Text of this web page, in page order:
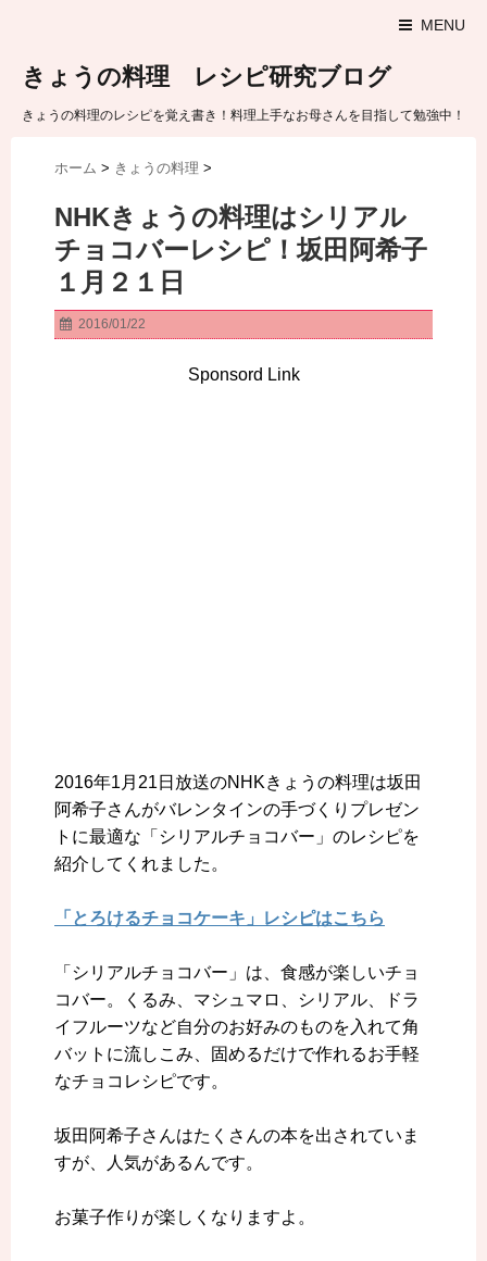
MENU
きょうの料理 レシピ研究ブログ
きょうの料理のレシピを覚え書き！料理上手なお母さんを目指して勉強中！
ホーム > きょうの料理 >
NHKきょうの料理はシリアル
チョコバーレシピ！坂田阿希子
１月２１日
2016/01/22
Sponsord Link
2016年1月21日放送のNHKきょうの料理は坂田
阿希子さんがバレンタインの手づくりプレゼン
トに最適な「シリアルチョコバー」のレシピを
紹介してくれました。
「とろけるチョコケーキ」レシピはこちら
「シリアルチョコバー」は、食感が楽しいチョ
コバー。くるみ、マシュマロ、シリアル、ドラ
イフルーツなど自分のお好みのものを入れて角
バットに流しこみ、固めるだけで作れるお手軽
なチョコレシピです。
坂田阿希子さんはたくさんの本を出されていま
すが、人気があるんです。
お菓子作りが楽しくなりますよ。